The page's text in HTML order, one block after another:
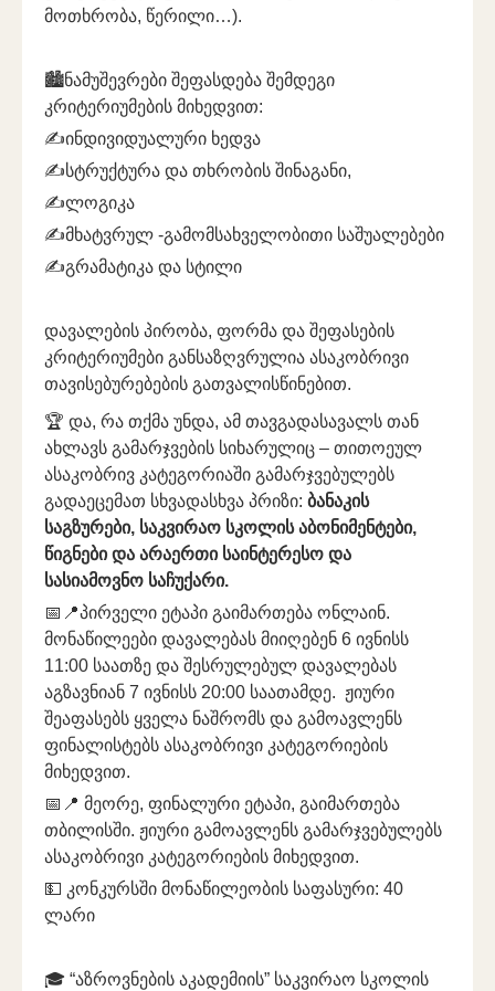
მოთხრობა, წერილი…).
🏙️ნამუშევრები შეფასდება შემდეგი
კრიტერიუმების მიხედვით:
✍️ინდივიდუალური ხედვა
✍️სტრუქტურა და თხრობის შინაგანი,
✍️ლოგიკა
✍️მხატვრულ -გამომსახველობითი საშუალებები
✍️გრამატიკა და სტილი
დავალების პირობა, ფორმა და შეფასების
კრიტერიუმები განსაზღვრულია ასაკობრივი
თავისებურებების გათვალისწინებით.
🏆 და, რა თქმა უნდა, ამ თავგადასავალს თან
ახლავს გამარჯვების სიხარულიც – თითოეულ
ასაკობრივ კატეგორიაში გამარჯვებულებს
გადაეცემათ სხვადასხვა პრიზი: ბანაკის
საგზურები, საკვირაო სკოლის აბონიმენტები,
წიგნები და არაერთი საინტერესო და
სასიამოვნო საჩუქარი.
📅📍პირველი ეტაპი გაიმართება ონლაინ.
მონაწილეები დავალებას მიიღებენ 6 ივნისს
11:00 საათზე და შესრულებულ დავალებას
აგზავნიან 7 ივნისს 20:00 საათამდე. ჟიური
შეაფასებს ყველა ნაშრომს და გამოავლენს
ფინალისტებს ასაკობრივი კატეგორიების
მიხედვით.
📅📍 მეორე, ფინალური ეტაპი, გაიმართება
თბილისში. ჟიური გამოავლენს გამარჯვებულებს
ასაკობრივი კატეგორიების მიხედვით.
💵 კონკურსში მონაწილეობის საფასური: 40
ლარი
🎓 “აზროვნების აკადემიის” საკვირაო სკოლის